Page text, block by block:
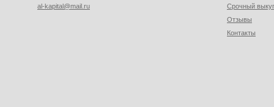
al-kapital@mail.ru
Срочный
Отзывы
Контакты